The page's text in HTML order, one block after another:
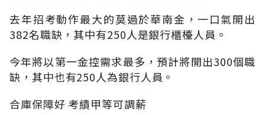
去年招考動作最大的莫過於華南金，一口氣開出
382名職缺，其中有250人是銀行櫃檯人員。
今年將以第一金控需求最多，預計將開出300個職
缺，其中也有250人為銀行人員。
合庫保障好 考績甲等可調薪